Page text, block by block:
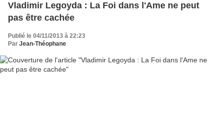
Vladimir Legoyda : La Foi dans l'Ame ne peut
pas être cachée
Publié le 04/11/2013 à 22:23
Par Jean-Théophane